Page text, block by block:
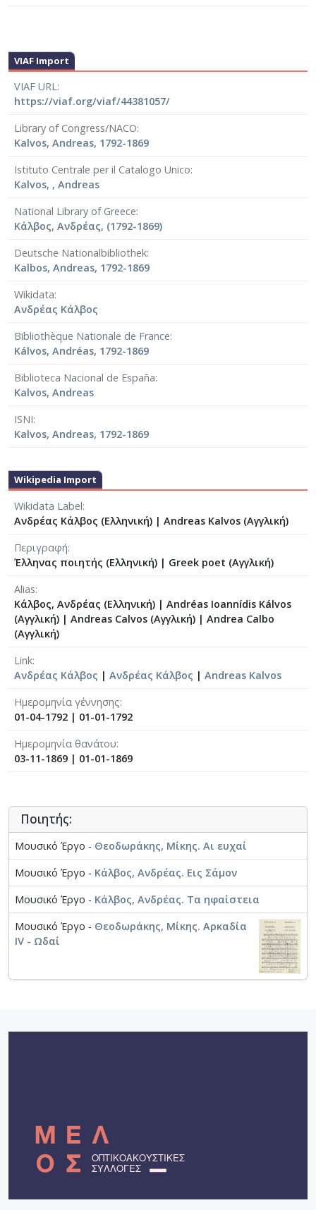
VIAF Import
VIAF URL
https://viaf.org/viaf/44381057/
Library of Congress/NACO
Kalvos, Andreas, 1792-1869
Istituto Centrale per il Catalogo Unico
Kalvos, , Andreas
National Library of Greece
Κάλβος, Ανδρέας, (1792-1869)
Deutsche Nationalbibliothek
Kalbos, Andreas, 1792-1869
Wikidata
Ανδρέας Κάλβος
Bibliothèque Nationale de France
Kálvos, Andréas, 1792-1869
Biblioteca Nacional de España
Kalvos, Andreas
ISNI
Kalvos, Andreas, 1792-1869
Wikipedia Import
Wikidata Label
Ανδρέας Κάλβος (Ελληνική) | Andreas Kalvos (Αγγλική)
Περιγραφή
Έλληνας ποιητής (Ελληνική) | Greek poet (Αγγλική)
Alias
Κάλβος, Ανδρέας (Ελληνική) | Andréas Ioannídis Kálvos
(Αγγλική) | Andreas Calvos (Αγγλική) | Andrea Calbo
(Αγγλική)
Link
Ανδρέας Κάλβος | Ανδρέας Κάλβος | Andreas Kalvos
Ημερομηνία γέννησης
01-04-1792 | 01-01-1792
Ημερομηνία θανάτου
03-11-1869 | 01-01-1869
Ποιητής:
Μουσικό Έργο - Θεοδωράκης, Μίκης. Αι ευχαί
Μουσικό Έργο - Κάλβος, Ανδρέας. Εις Σάμον
Μουσικό Έργο - Κάλβος, Ανδρέας. Τα ηφαίστεια
Μουσικό Έργο - Θεοδωράκης, Μίκης. Αρκαδία
IV - Ωδαί